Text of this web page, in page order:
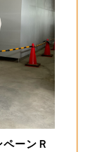
ーンＲ